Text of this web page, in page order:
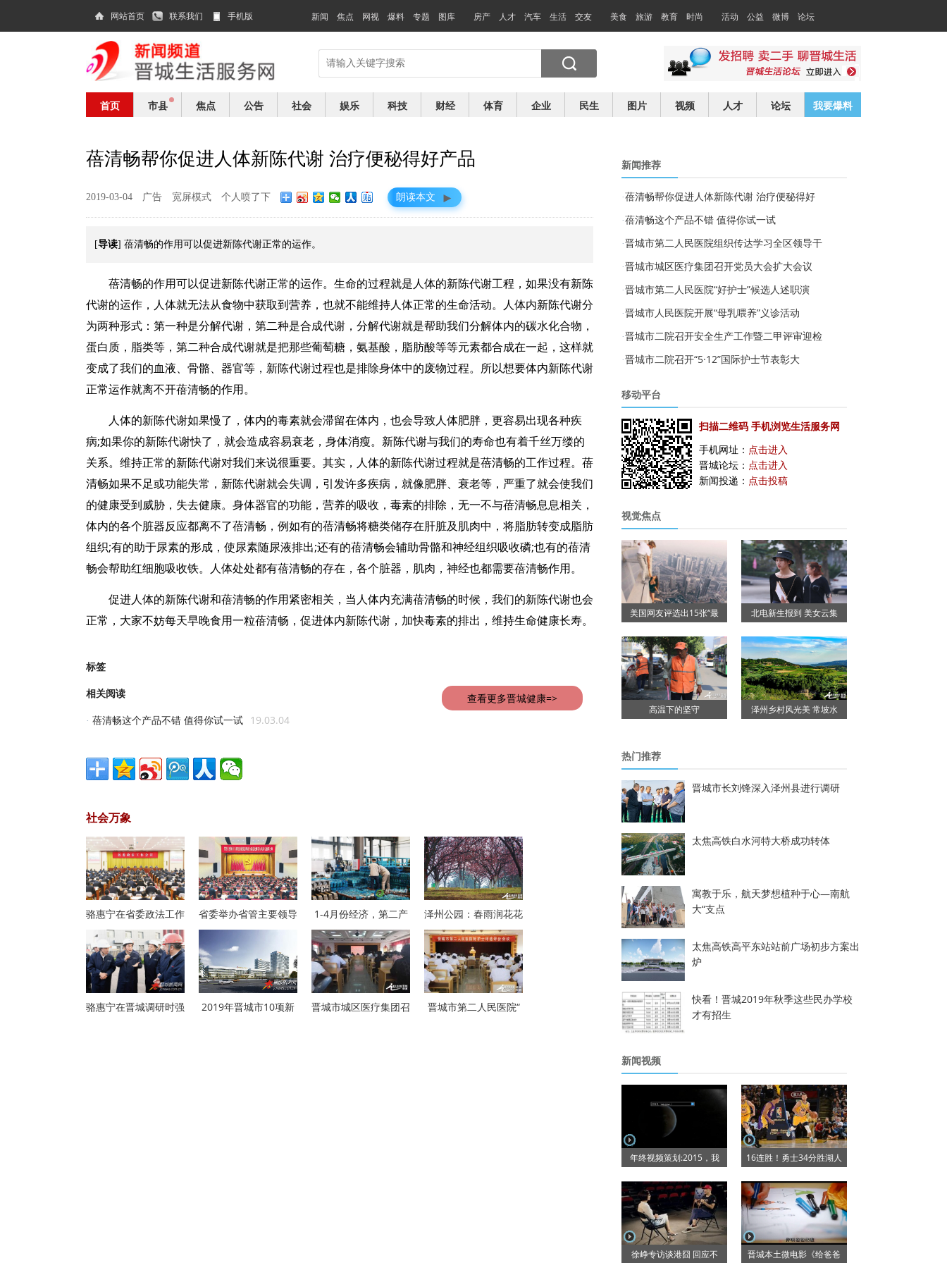
网站首页 联系我们 手机版 新闻 焦点 网视 爆料 专题 图库 房产 人才 汽车 生活 交友 美食 旅游 教育 时尚 活动 公益 微博 论坛
首页 市县 焦点 公告 社会 娱乐 科技 财经 体育 企业 民生 图片 视频 人才 论坛 我要爆料
蓓清畅帮你促进人体新陈代谢 治疗便秘得好产品
2019-03-04 广告 宽屏模式 个人喷了下 朗读本文 ►
[导读] 蓓清畅的作用可以促进新陈代谢正常的运作。
蓓清畅的作用可以促进新陈代谢正常的运作。生命的过程就是人体的新陈代谢工程，如果没有新陈
代谢的运作，人体就无法从食物中获取到营养，也就不能维持人体正常的生命活动。人体内新陈代谢分
为两种形式：第一种是分解代谢，第二种是合成代谢，分解代谢就是帮助我们分解体内的碳水化合物，
蛋白质，脂类等，第二种合成代谢就是把那些葡萄糖，氨基酸，脂肪酸等等元素都合成在一起，这样就
变成了我们的血液、骨骼、器官等，新陈代谢过程也是排除身体中的废物过程。所以想要体内新陈代谢
正常运作就离不开蓓清畅的作用。
人体的新陈代谢如果慢了，体内的毒素就会滞留在体内，也会导致人体肥胖，更容易出现各种疾
病;如果你的新陈代谢快了，就会造成容易衰老，身体消瘦。新陈代谢与我们的寿命也有着千丝万缕的
关系。维持正常的新陈代谢对我们来说很重要。其实，人体的新陈代谢过程就是蓓清畅的工作过程。蓓
清畅如果不足或功能失常，新陈代谢就会失调，引发许多疾病，就像肥胖、衰老等，严重了就会使我们
的健康受到威胁，失去健康。身体器官的功能，营养的吸收，毒素的排除，无一不与蓓清畅息息相关，
体内的各个脏器反应都离不了蓓清畅，例如有的蓓清畅将糖类储存在肝脏及肌肉中，将脂肪转变成脂肪
组织;有的助于尿素的形成，使尿素随尿液排出;还有的蓓清畅会辅助骨骼和神经组织吸收磷;也有的蓓清
畅会帮助红细胞吸收铁。人体处处都有蓓清畅的存在，各个脏器，肌肉，神经也都需要蓓清畅作用。
促进人体的新陈代谢和蓓清畅的作用紧密相关，当人体内充满蓓清畅的时候，我们的新陈代谢也会
正常，大家不妨每天早晚食用一粒蓓清畅，促进体内新陈代谢，加快毒素的排出，维持生命健康长寿。
标签
相关阅读 查看更多晋城健康=>
· 蓓清畅这个产品不错 值得你试一试 19.03.04
社会万象
骆惠宁在省委政法工作 省委举办省管主要领导 1-4月份经济，第二产 泽州公园：春雨润花花
骆惠宁在晋城调研时强
2019年晋城市10项新
晋城市城区医疗集团召 晋城市第二人民医院“
新闻推荐
·蓓清畅帮你促进人体新陈代谢 治疗便秘得好
·蓓清畅这个产品不错 值得你试一试
·晋城市第二人民医院组织传达学习全区领导干
·晋城市城区医疗集团召开党员大会扩大会议
·晋城市第二人民医院“好护士”候选人述职演
·晋城市人民医院开展“母乳喂养”义诊活动
·晋城市二院召开安全生产工作暨二甲评审迎检
·晋城市二院召开“5·12”国际护士节表彰大
移动平台
扫描二维码 手机浏览生活服务网
手机网址： 点击进入
晋城论坛： 点击进入
新闻投递： 点击投稿
视觉焦点
美国网友评选出15张“最 北电新生报到 美女云集
高温下的坚守 泽州乡村风光美 常坡水
热门推荐
晋城市长刘锋深入泽州县进行调研
太焦高铁白水河特大桥成功转体
寓教于乐，航天梦想植种于心—南航
大“支点
太焦高铁高平东站站前广场初步方案出
炉
快看！晋城2019年秋季这些民办学校
才有招生
新闻视频
年终视频策划:2015，我 16连胜！勇士34分胜湖人
徐峥专访谈港囧 回应不 晋城本土微电影《给爸爸